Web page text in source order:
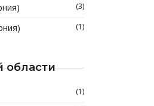
(3)
(1)
области
(1)